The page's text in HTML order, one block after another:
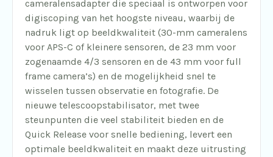
cameralensadapter die speciaal is ontworpen voor
digiscoping van het hoogste niveau, waarbij de
nadruk ligt op beeldkwaliteit (30-mm cameralens
voor APS-C of kleinere sensoren, de 23 mm voor
zogenaamde 4/3 sensoren en de 43 mm voor full
frame camera’s) en de mogelijkheid snel te
wisselen tussen observatie en fotografie. De
nieuwe telescoopstabilisator, met twee
steunpunten die veel stabiliteit bieden en de
Quick Release voor snelle bediening, levert een
optimale beeldkwaliteit en maakt deze uitrusting